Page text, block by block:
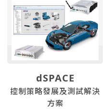
dSPACE
控制策略發展及測試解決
方案